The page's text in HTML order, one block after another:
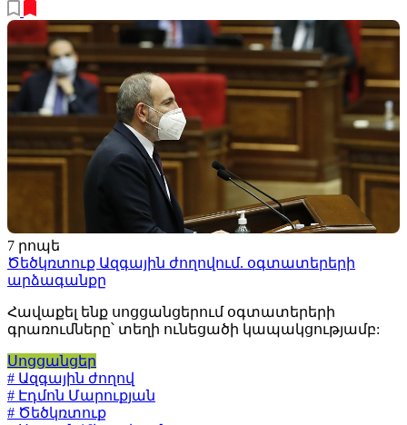
7 րոպե
Ծեծկռտուք Ազգային ժողովում. օգտատերերի
արձագանքը
Հավաքել ենք սոցցանցերում օգտատերերի
գրառումները՝ տեղի ունեցածի կապակցությամբ:
Սոցցանցեր
# Ազգային ժողով
# Էդմոն Մարուքյան
# Ծեծկռտուք